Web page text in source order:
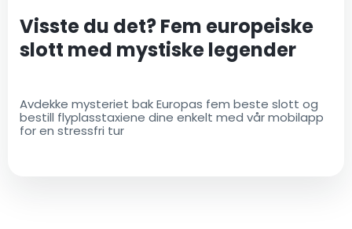
Visste du det? Fem europeiske
slott med mystiske legender
Avdekke mysteriet bak Europas fem beste slott og
bestill flyplasstaxiene dine enkelt med vår mobilapp
for en stressfri tur